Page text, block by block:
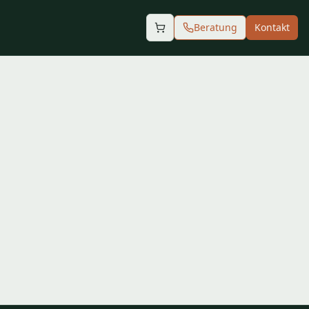
Beratung Kontakt